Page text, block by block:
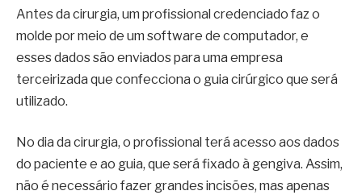
Antes da cirurgia, um profissional credenciado faz o
molde por meio de um software de computador, e
esses dados são enviados para uma empresa
terceirizada que confecciona o guia cirúrgico que será
utilizado.
No dia da cirurgia, o profissional terá acesso aos dados
do paciente e ao guia, que será fixado à gengiva. Assim,
não é necessário fazer grandes incisões, mas apenas